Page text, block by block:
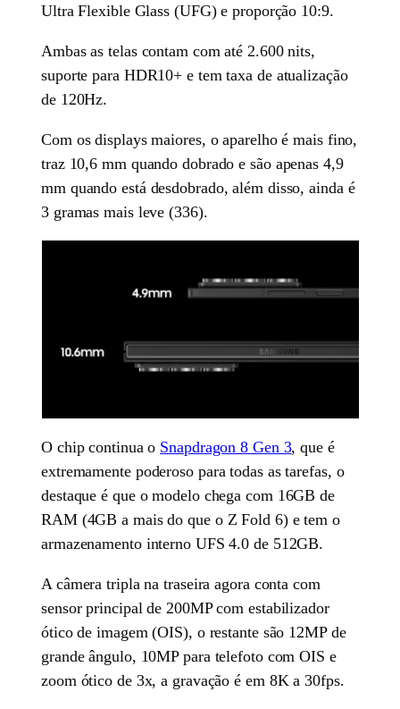
Ultra Flexible Glass (UFG) e proporção 10:9.
Ambas as telas contam com até 2.600 nits,
suporte para HDR10+ e tem taxa de atualização
de 120Hz.
Com os displays maiores, o aparelho é mais fino,
traz 10,6 mm quando dobrado e são apenas 4,9
mm quando está desdobrado, além disso, ainda é
3 gramas mais leve (336).
O chip continua o Snapdragon 8 Gen 3, que é
extremamente poderoso para todas as tarefas, o
destaque é que o modelo chega com 16GB de
RAM (4GB a mais do que o Z Fold 6) e tem o
armazenamento interno UFS 4.0 de 512GB.
A câmera tripla na traseira agora conta com
sensor principal de 200MP com estabilizador
ótico de imagem (OIS), o restante são 12MP de
grande ângulo, 10MP para telefoto com OIS e
zoom ótico de 3x, a gravação é em 8K a 30fps.